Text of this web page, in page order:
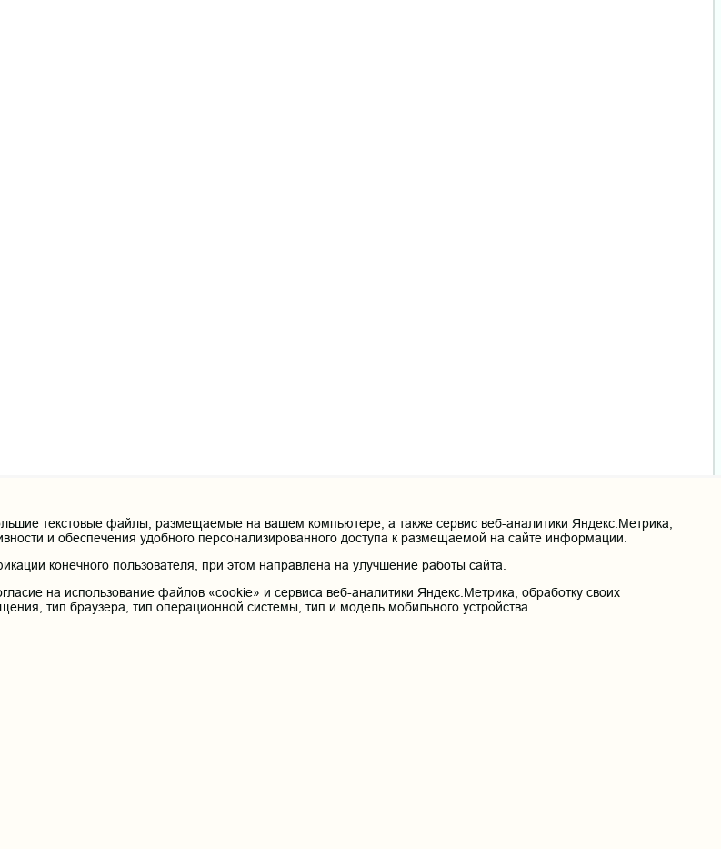
Контактные данные и телефоны
текстовые файлы, размещаемые на вашем компьютере, а также сервис веб-аналитики Яндекс.Метрика,
и обеспечения удобного персонализированного доступа к размещаемой на сайте информации.
конечного пользователя, при этом направлена на улучшение работы сайта.
на использование файлов «cookie» и сервиса веб-аналитики Яндекс.Метрика, обработку своих
тип браузера, тип операционной системы, тип и модель мобильного устройства.